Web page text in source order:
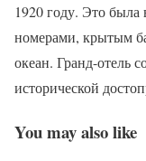
1920 году. Это была
номерами, крытым
океан. Гранд-отель
исторической
You may also like